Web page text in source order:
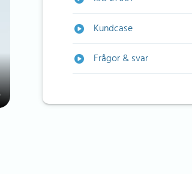
Kundcase
Frågor & svar